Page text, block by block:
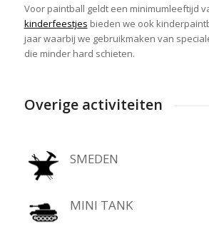
Voor paintball geldt een minimumleeftijd
kinderfeestjes bieden we ook
jaar waarbij we gebruikmaken van
die minder hard schieten.
Overige activiteiten
SMEDEN
MINI TANK